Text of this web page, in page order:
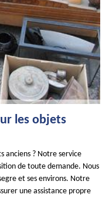
les objets
anciens ? Notre service
de toute demande. Nous
et ses environs. Notre
une assistance propre